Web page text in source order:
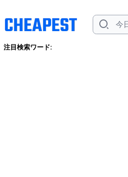
注目検索ワード: